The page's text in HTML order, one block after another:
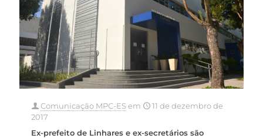
Comunicação MPC-ESem
11 de dezembro de
2017
Ex-prefeito de Linhares e ex-secretários são